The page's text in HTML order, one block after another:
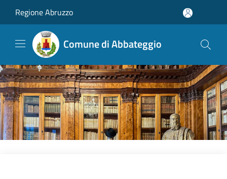
Regione Abruzzo
Comune di Abbateggio